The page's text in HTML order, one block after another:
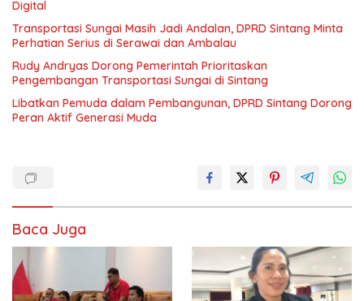
Digital
Transportasi Sungai Masih Jadi Andalan, DPRD Sintang Minta
Perhatian Serius di Serawai dan Ambalau
Rudy Andryas Dorong Pemerintah Prioritaskan
Pengembangan Transportasi Sungai di Sintang
Libatkan Pemuda dalam Pembangunan, DPRD Sintang Dorong
Peran Aktif Generasi Muda
Baca Juga